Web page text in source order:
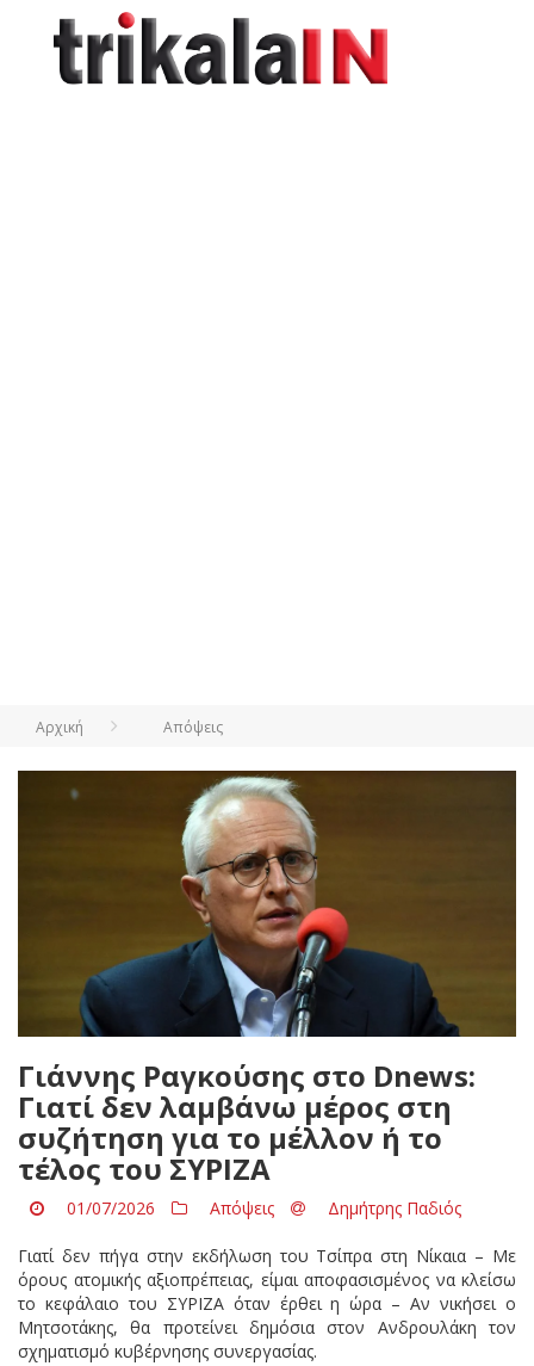
Αρχική Απόψεις
Γιάννης Ραγκούσης στο Dnews:
Γιατί δεν λαμβάνω μέρος στη
συζήτηση για το μέλλον ή το
τέλος του ΣΥΡΙΖΑ
01/07/2026 Απόψεις Δημήτρης Παδιός
Γιατί δεν πήγα στην εκδήλωση του Τσίπρα στη Νίκαια – Με
όρους ατομικής αξιοπρέπειας, είμαι αποφασισμένος να κλείσω
το κεφάλαιο του ΣΥΡΙΖΑ όταν έρθει η ώρα – Αν νικήσει ο
Μητσοτάκης, θα προτείνει δημόσια στον Ανδρουλάκη τον
σχηματισμό κυβέρνησης συνεργασίας.